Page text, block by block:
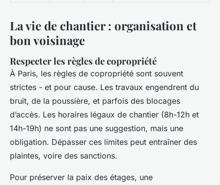
La vie de chantier : organisation et
bon voisinage
Respecter les règles de copropriété
À Paris, les règles de copropriété sont souvent
strictes - et pour cause. Les travaux engendrent du
bruit, de la poussière, et parfois des blocages
d’accès. Les horaires légaux de chantier (8h-12h et
14h-19h) ne sont pas une suggestion, mais une
obligation. Dépasser ces limites peut entraîner des
plaintes, voire des sanctions.
Pour préserver la paix des étages, une